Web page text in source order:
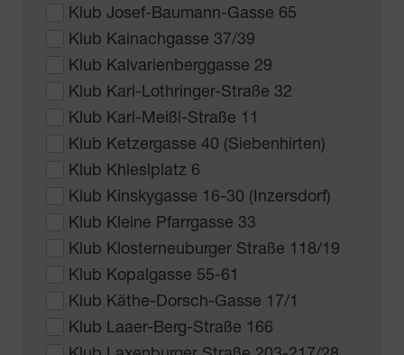
Klub Josef-Baumann-Gasse 65
Klub Kainachgasse 37/39
Klub Kalvarienberggasse 29
Klub Karl-Lothringer-Straße 32
Klub Karl-Meißl-Straße 11
Klub Ketzergasse 40 (Siebenhirten)
Klub Khleslplatz 6
Klub Kinskygasse 16-30 (Inzersdorf)
Klub Kleine Pfarrgasse 33
Klub Klosterneuburger Straße 118/19
Klub Kopalgasse 55-61
Klub Käthe-Dorsch-Gasse 17/1
Klub Laaer-Berg-Straße 166